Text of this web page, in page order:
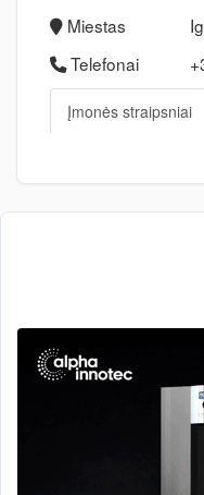
Miestas
Telefonai
Įmonės straipsniai